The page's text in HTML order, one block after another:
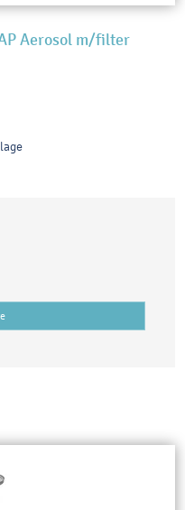
Aerosol m/filter